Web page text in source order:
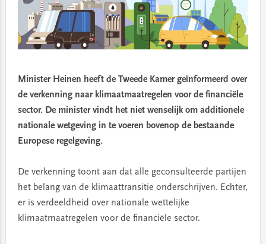
Minister Heinen heeft de Tweede Kamer geïnformeerd over
de verkenning naar klimaatmaatregelen voor de financiële
sector. De minister vindt het niet wenselijk om additionele
nationale wetgeving in te voeren bovenop de bestaande
Europese regelgeving.
De verkenning toont aan dat alle geconsulteerde partijen
het belang van de klimaattransitie onderschrijven. Echter,
er is verdeeldheid over nationale wettelijke
klimaatmaatregelen voor de financiële sector.